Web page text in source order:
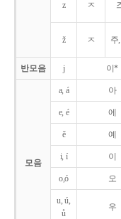
z ㅈ
ž ㅈ 주
반모음 j 이*
모음
a, á 아
e, é 에
ě 예
i, í 이
o,ó 오
u, ú,
ů
우